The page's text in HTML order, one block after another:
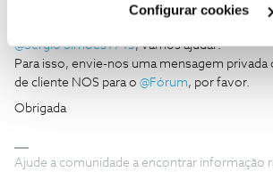
Configurar cookies
Pedimos desculpa pela demora.
@Sérgio Simões1945, vamos ajudar!
Para isso, envie-nos uma mensagem
de cliente NOS para o @Fórum, por favor.
Obrigada
Ajude a comunidade a encontrar informação